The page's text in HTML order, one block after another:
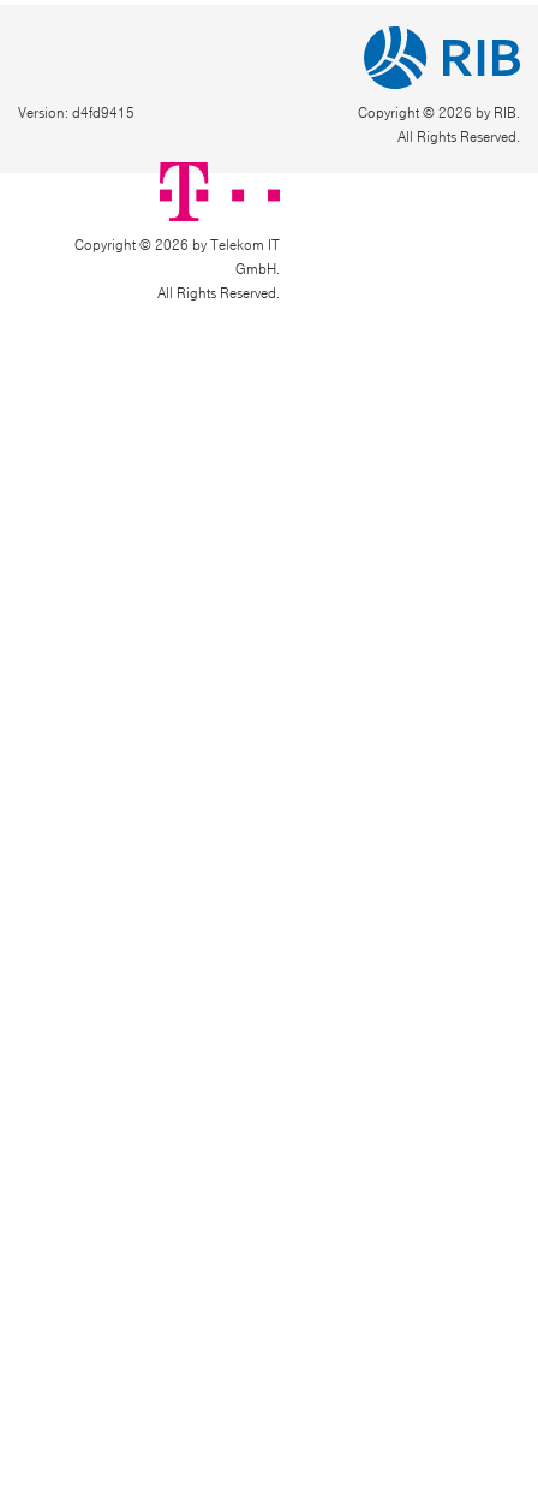
Version: d4fd9415
Copyright © 2026 by RIB.
All Rights Reserved.
Copyright © 2026 by Telekom IT
GmbH.
All Rights Reserved.